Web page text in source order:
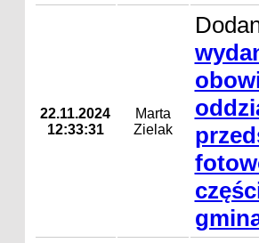
22.11.2024
12:33:31
Marta
Zielak